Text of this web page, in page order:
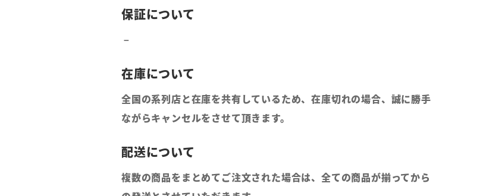
全国の系列店と在庫を共有しているため、在庫切れの場合、誠に勝手
ながらキャンセルをさせて頂きます。
複数の商品をまとめてご注文された場合は、全ての商品が揃ってから